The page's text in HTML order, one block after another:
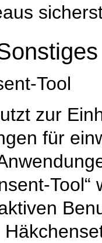
Tool
zur
für